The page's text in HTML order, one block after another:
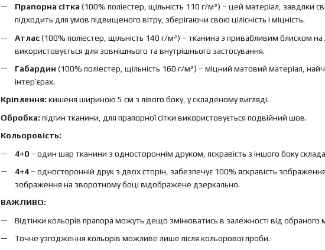
Прапорна сітка (100% поліестер, щільність 110 г/м²) – цей матеріал, завдяки
підходить для умов підвищеного вітру, зберігаючи свою цілісність і міцність.
Атлас(100% поліестер, щільність 140 г/м²) – тканина з привабливим блиском на
використовується для зовнішнього та внутрішнього застосування.
Габардин (100% поліестер, щільність 160 г/м²) – міцний матовий матеріал,
інтер’єрах.
Кріплення: кишеня шириною 5 см з лівого боку, у складеному вигляді.
Обробка: підгин тканини, для прапорної сітки використовується подвійний шов.
Кольоровість:
4+0– один шар тканини з одностороннім друком, яскравість з іншого боку
4+4– односторонній друк з двох сторін, забезпечує 100% яскравість
зображення на зворотному боці відображене дзеркально.
ВАЖЛИВО:
Відтінки кольорів прапора можуть дещо змінюватись в залежності від обраного
Точне узгодження кольорів можливе лише після кольорової проби.